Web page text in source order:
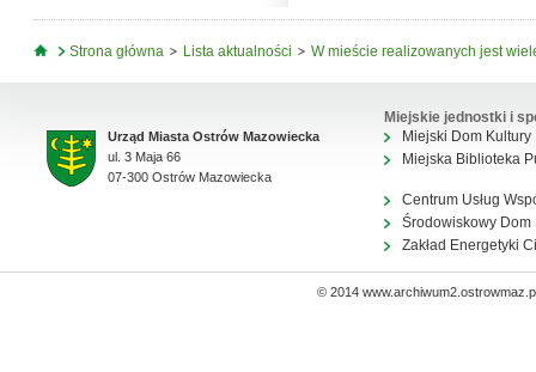
Jesteś tutaj
Strona główna Lista aktualności W mieście realizowanych jest
Urząd Miasta Ostrów Mazowiecka
ul. 3 Maja 66
07-300 Ostrów Mazowiecka
Miejskie jednostki i
Miejski Dom Kultury
Miejska Biblioteka
Centrum Usług
Środowiskowy Dom
Zakład Energetyki
© 2014